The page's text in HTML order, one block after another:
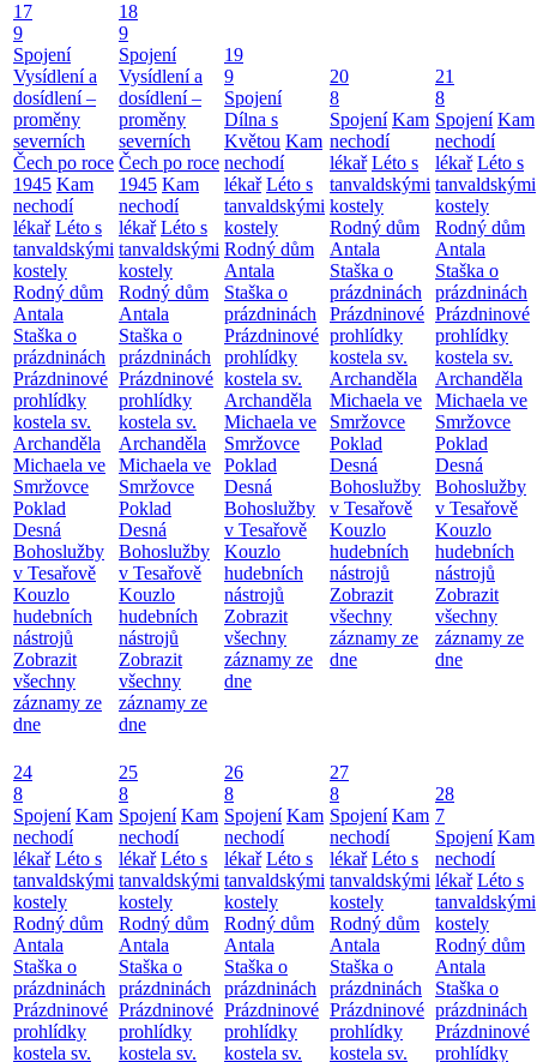
17
9
Spojení
Vysídlení a
dosídlení –
proměny
severních
Čech po roce
1945 Kam
nechodí
lékař Léto s
tanvaldskými
kostely
Rodný dům
Antala
Staška o
prázdninách
Prázdninové
prohlídky
kostela sv.
Archanděla
Michaela ve
Smržovce
Poklad
Desná
Bohoslužby
v Tesařově
Kouzlo
hudebních
nástrojů
Zobrazit
všechny
záznamy ze
dne
18
9
Spojení
Vysídlení a
dosídlení –
proměny
severních
Čech po roce
1945 Kam
nechodí
lékař Léto s
tanvaldskými
kostely
Rodný dům
Antala
Staška o
prázdninách
Prázdninové
prohlídky
kostela sv.
Archanděla
Michaela ve
Smržovce
Poklad
Desná
Bohoslužby
v Tesařově
Kouzlo
hudebních
nástrojů
Zobrazit
všechny
záznamy ze
dne
19
9
Spojení
Dílna s
Květou Kam
nechodí
lékař Léto s
tanvaldskými
kostely
Rodný dům
Antala
Staška o
prázdninách
Prázdninové
prohlídky
kostela sv.
Archanděla
Michaela ve
Smržovce
Poklad
Desná
Bohoslužby
v Tesařově
Kouzlo
hudebních
nástrojů
Zobrazit
všechny
záznamy ze
dne
20
8
Spojení Kam
nechodí
lékař Léto s
tanvaldskými
kostely
Rodný dům
Antala
Staška o
prázdninách
Prázdninové
prohlídky
kostela sv.
Archanděla
Michaela ve
Smržovce
Poklad
Desná
Bohoslužby
v Tesařově
Kouzlo
hudebních
nástrojů
Zobrazit
všechny
záznamy ze
dne
21
8
Spojení Kam
nechodí
lékař Léto s
tanvaldskými
kostely
Rodný dům
Antala
Staška o
prázdninách
Prázdninové
prohlídky
kostela sv.
Archanděla
Michaela ve
Smržovce
Poklad
Desná
Bohoslužby
v Tesařově
Kouzlo
hudebních
nástrojů
Zobrazit
všechny
záznamy ze
dne
24
8
Spojení Kam
nechodí
lékař Léto s
tanvaldskými
kostely
Rodný dům
Antala
Staška o
prázdninách
Prázdninové
prohlídky
kostela sv.
25
8
Spojení Kam
nechodí
lékař Léto s
tanvaldskými
kostely
Rodný dům
Antala
Staška o
prázdninách
Prázdninové
prohlídky
kostela sv.
26
8
Spojení Kam
nechodí
lékař Léto s
tanvaldskými
kostely
Rodný dům
Antala
Staška o
prázdninách
Prázdninové
prohlídky
kostela sv.
27
8
Spojení Kam
nechodí
lékař Léto s
tanvaldskými
kostely
Rodný dům
Antala
Staška o
prázdninách
Prázdninové
prohlídky
kostela sv.
28
7
Spojení Kam
nechodí
lékař Léto s
tanvaldskými
kostely
Rodný dům
Antala
Staška o
prázdninách
Prázdninové
prohlídky